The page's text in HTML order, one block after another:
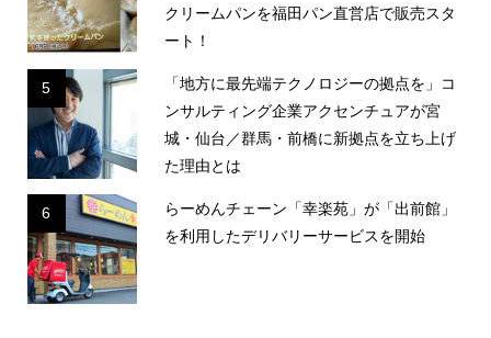
クリームパンを福田パン直営店で販売スタ
ート！
5
「地方に最先端テクノロジーの拠点を」コ
ンサルティング企業アクセンチュアが宮
城・仙台／群馬・前橋に新拠点を立ち上げ
た理由とは
6
らーめんチェーン「幸楽苑」が「出前館」
を利用したデリバリーサービスを開始